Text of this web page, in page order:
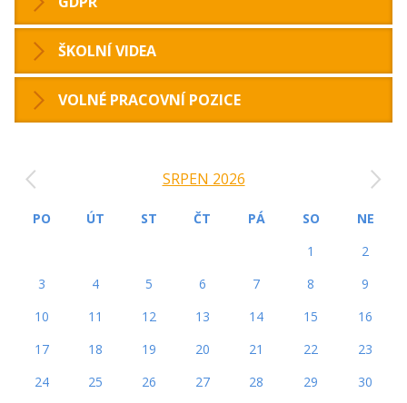
ŠKOLNÍ VIDEA
VOLNÉ PRACOVNÍ POZICE
SRPEN 2026
PO ÚT ST ČT PÁ SO
NE
1
2
3
4 5 6 7 8
9
10
11 12 13 14 15
16
17
18 19 20 21 22
23
24
25 26 27 28 29
30